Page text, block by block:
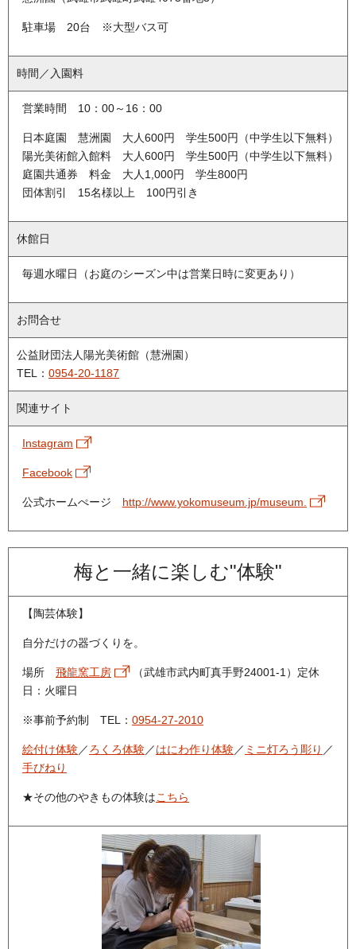
駐車場 20台 ※大型バス可
時間／入園料
営業時間 10：00～16：00
日本庭園 慧洲園 大人600円 学生500円（中学生以下無料）
陽光美術館入館料 大人600円 学生500円（中学生以下無料）
庭園共通券 料金 大人1,000円 学生800円
団体割引 15名様以上 100円引き
休館日
毎週水曜日（お庭のシーズン中は営業日時に変更あり）
お問合せ
公益財団法人陽光美術館（慧洲園）
TEL： 0954-20-1187
関連サイト
Instagram
Facebook
公式ホームぺージ http://www.yokomuseum.jp/museum.
梅と一緒に楽しむ"体験"
【 陶芸体験】
自分だけの器づくりを。
場所 飛龍窯工房
（武雄市武内町真手野24001-1）定休
日：火曜日
※事前予約制 TEL： 0954-27-2010
絵付け体験／ろくろ体験／はにわ作り体験／ ミニ灯ろう彫り ／
手びねり
★その他のやきもの体験はこちら